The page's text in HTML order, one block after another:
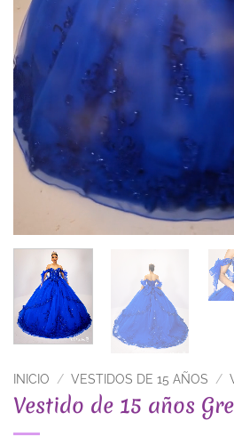
INICIO / VESTIDOS DE 15 AÑOS /
Vestido de 15 años